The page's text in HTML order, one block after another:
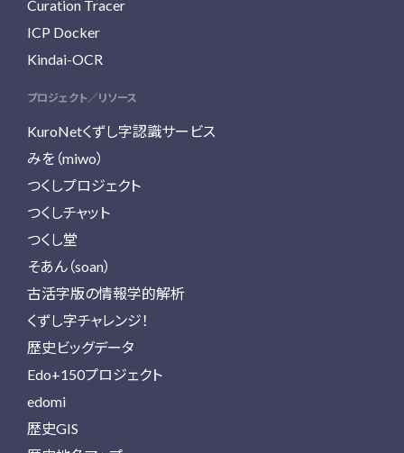
Curation Tracer
ICP Docker
Kindai-OCR
プロジェクト／リソース
KuroNetくずし字認識サービス
みを（miwo）
つくしプロジェクト
つくしチャット
つくし堂
そあん（soan）
古活字版の情報学的解析
くずし字チャレンジ！
歴史ビッグデータ
Edo+150プロジェクト
edomi
歴史GIS